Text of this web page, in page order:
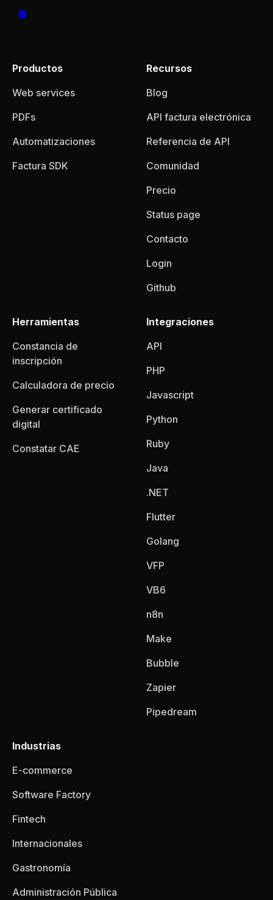
Productos
Web services
PDFs
Automatizaciones
Factura SDK
Recursos
Blog
API factura electrónica
Referencia de API
Comunidad
Precio
Status page
Contacto
Login
Github
Herramientas
Constancia de
inscripción
Calculadora de precio
Generar certificado
digital
Constatar CAE
Integraciones
API
PHP
Javascript
Python
Ruby
Java
.NET
Flutter
Golang
VFP
VB6
n8n
Make
Bubble
Zapier
Pipedream
Industrias
E-commerce
Software Factory
Fintech
Internacionales
Gastronomía
Administración Pública